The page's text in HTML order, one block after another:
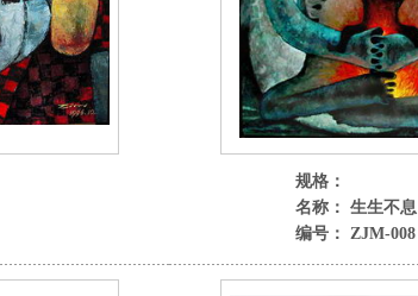
规格：
名称： 生生不息
编号： ZJM-008